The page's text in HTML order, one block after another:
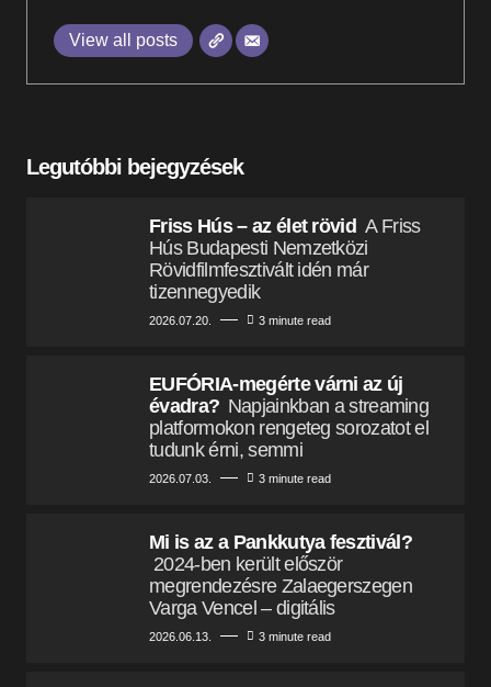
View all posts
Legutóbbi bejegyzések
Friss Hús – az élet rövid A Friss
Hús Budapesti Nemzetközi
Rövidfilmfesztivált idén már
tizennegyedik
2026.07.20. 3 minute read
EUFÓRIA-megérte várni az új
évadra? Napjainkban a streaming
platformokon rengeteg sorozatot el
tudunk érni, semmi
2026.07.03. 3 minute read
Mi is az a Pankkutya fesztivál?
2024-ben került először
megrendezésre Zalaegerszegen
Varga Vencel – digitális
2026.06.13. 3 minute read